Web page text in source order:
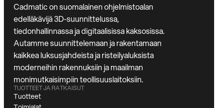
Cadmatic on suomalainen ohjelmistoalan
edelläkävijä 3D-suunnittelussa,
tiedonhallinnassa ja digitaalisissa kaksosissa.
Autamme suunnittelemaan ja rakentamaan
kaikkea luksusjahdeista ja risteilyaluksista
moderneihin rakennuksiin ja maailman
monimutkaisimpiin teollisuuslaitoksiin.
TUOTTEET JA RATKAISUT
Tuotteet